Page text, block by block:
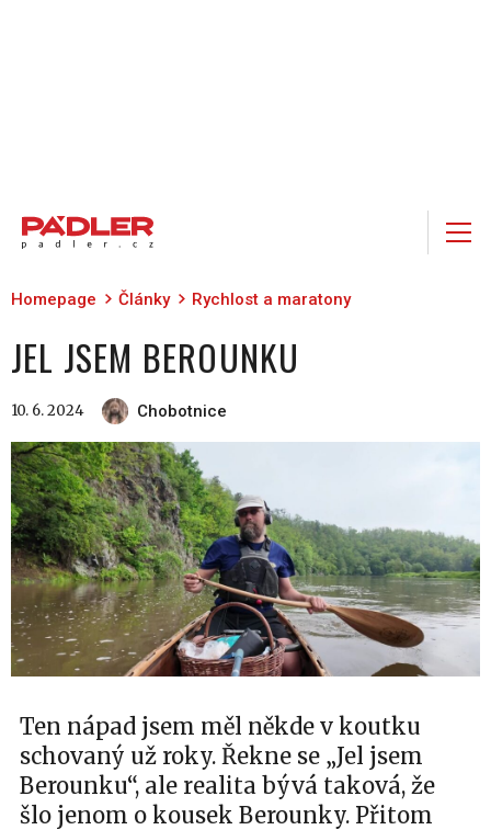
Homepage Články Rychlost a maratony
JEL JSEM BEROUNKU
10. 6. 2024 Chobotnice
Ten nápad jsem měl někde v koutku
schovaný už roky. Řekne se „Jel jsem
Berounku“, ale realita bývá taková, že
šlo jenom o kousek Berounky. Přitom